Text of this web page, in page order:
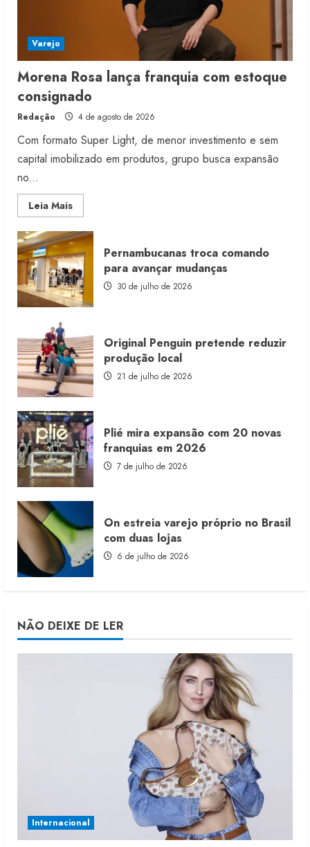
Varejo
Morena Rosa lança franquia com estoque
consignado
Redação 4 de agosto de 2026
Com formato Super Light, de menor investimento e sem
capital imobilizado em produtos, grupo busca expansão
no...
Leia MaisRead
more
Morena
Rosa
lança
franquia
com
estoque
consignado
Pernambucanas troca comando
para avançar mudanças
30 de julho de 2026
Original Penguin pretende reduzir
produção local
21 de julho de 2026
Plié mira expansão com 20 novas
franquias em 2026
7 de julho de 2026
On estreia varejo próprio no Brasil
com duas lojas
6 de julho de 2026
NÃO DEIXE DE LER
Internacional